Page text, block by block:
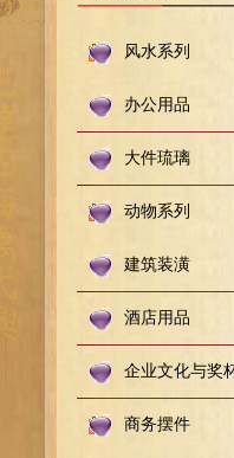
风水系列
办公用品
大件琉璃
动物系列
建筑装潢
酒店用品
企业文化与奖
商务摆件